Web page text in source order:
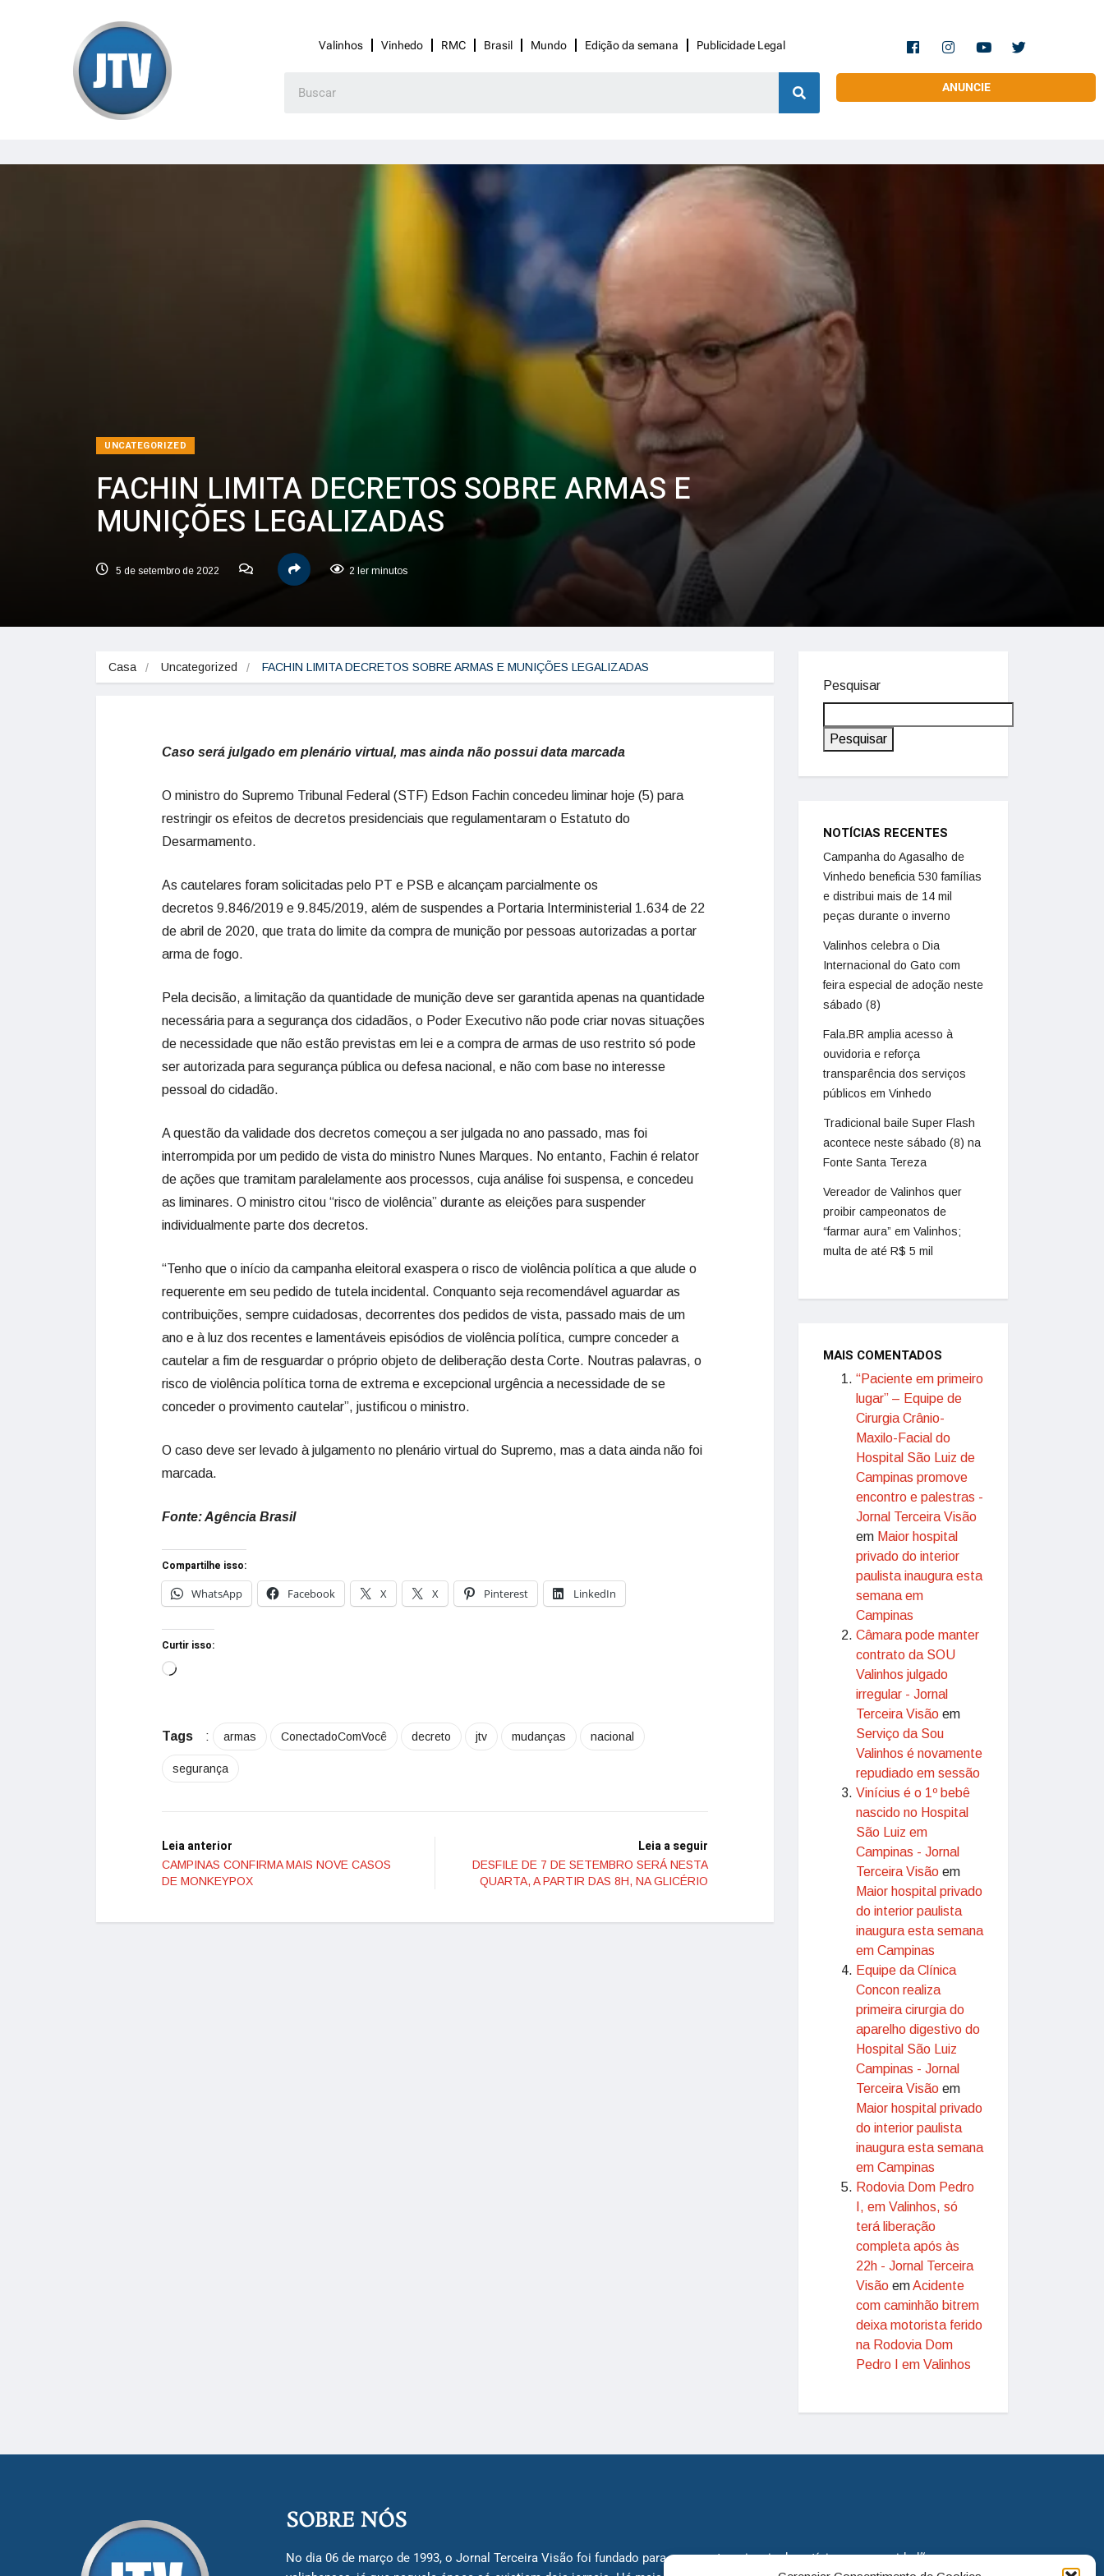
Valinhos Vinhedo RMC Brasil Mundo Edição da semana Publicidade Legal
ANUNCIE
UNCATEGORIZED
FACHIN LIMITA DECRETOS SOBRE ARMAS E
MUNIÇÕES LEGALIZADAS
5 de setembro de 2022 2 ler minutos
Casa Uncategorized FACHIN LIMITA DECRETOS SOBRE ARMAS E MUNIÇÕES LEGALIZADAS
Caso será julgado em plenário virtual, mas ainda não possui data marcada
O ministro do Supremo Tribunal Federal (STF) Edson Fachin concedeu liminar hoje (5) para
restringir os efeitos de decretos presidenciais que regulamentaram o Estatuto do
Desarmamento.
As cautelares foram solicitadas pelo PT e PSB e alcançam parcialmente os
decretos 9.846/2019 e 9.845/2019, além de suspendes a Portaria Interministerial 1.634 de 22
de abril de 2020, que trata do limite da compra de munição por pessoas autorizadas a portar
arma de fogo.
Pela decisão, a limitação da quantidade de munição deve ser garantida apenas na quantidade
necessária para a segurança dos cidadãos, o Poder Executivo não pode criar novas situações
de necessidade que não estão previstas em lei e a compra de armas de uso restrito só pode
ser autorizada para segurança pública ou defesa nacional, e não com base no interesse
pessoal do cidadão.
A questão da validade dos decretos começou a ser julgada no ano passado, mas foi
interrompida por um pedido de vista do ministro Nunes Marques. No entanto, Fachin é relator
de ações que tramitam paralelamente aos processos, cuja análise foi suspensa, e concedeu
as liminares. O ministro citou “risco de violência” durante as eleições para suspender
individualmente parte dos decretos.
“Tenho que o início da campanha eleitoral exaspera o risco de violência política a que alude o
requerente em seu pedido de tutela incidental. Conquanto seja recomendável aguardar as
contribuições, sempre cuidadosas, decorrentes dos pedidos de vista, passado mais de um
ano e à luz dos recentes e lamentáveis episódios de violência política, cumpre conceder a
cautelar a fim de resguardar o próprio objeto de deliberação desta Corte. Noutras palavras, o
risco de violência política torna de extrema e excepcional urgência a necessidade de se
conceder o provimento cautelar”, justificou o ministro.
O caso deve ser levado à julgamento no plenário virtual do Supremo, mas a data ainda não foi
marcada.
Fonte: Agência Brasil
Compartilhe isso:
WhatsApp
Facebook X X Pinterest LinkedIn
Curtir isso:
Tags : armas ConectadoComVocê decreto jtv mudanças nacional
segurança
Leia anterior
CAMPINAS CONFIRMA MAIS NOVE CASOS
DE MONKEYPOX
Leia a seguir
DESFILE DE 7 DE SETEMBRO SERÁ NESTA
QUARTA, A PARTIR DAS 8H, NA GLICÉRIO
Pesquisar
Pesquisar
NOTÍCIAS RECENTES
Campanha do Agasalho de
Vinhedo beneficia 530 famílias
e distribui mais de 14 mil
peças durante o inverno
Valinhos celebra o Dia
Internacional do Gato com
feira especial de adoção neste
sábado (8)
Fala.BR amplia acesso à
ouvidoria e reforça
transparência dos serviços
públicos em Vinhedo
Tradicional baile Super Flash
acontece neste sábado (8) na
Fonte Santa Tereza
Vereador de Valinhos quer
proibir campeonatos de
“farmar aura” em Valinhos;
multa de até R$ 5 mil
MAIS COMENTADOS
“Paciente em primeiro
lugar” – Equipe de
Cirurgia Crânio-
Maxilo-Facial do
Hospital São Luiz de
Campinas promove
encontro e palestras -
Jornal Terceira Visão
em Maior hospital
privado do interior
paulista inaugura esta
semana em
Campinas
Câmara pode manter
contrato da SOU
Valinhos julgado
irregular - Jornal
Terceira Visão em
Serviço da Sou
Valinhos é novamente
repudiado em sessão
Vinícius é o 1º bebê
nascido no Hospital
São Luiz em
Campinas - Jornal
Terceira Visão em
Maior hospital privado
do interior paulista
inaugura esta semana
em Campinas
Equipe da Clínica
Concon realiza
primeira cirurgia do
aparelho digestivo do
Hospital São Luiz
Campinas - Jornal
Terceira Visão em
Maior hospital privado
do interior paulista
inaugura esta semana
em Campinas
Rodovia Dom Pedro
I, em Valinhos, só
terá liberação
completa após às
22h - Jornal Terceira
Visão emAcidente
com caminhão bitrem
deixa motorista ferido
na Rodovia Dom
Pedro I em Valinhos
SOBRE NÓS
No dia 06 de março de 1993, o Jornal Terceira Visão foi fundado para ser uma terceira via de notícias para os cidadãos